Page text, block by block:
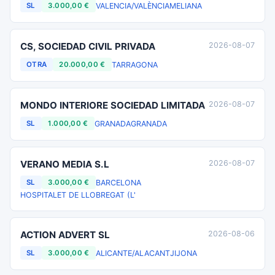
SL 3.000,00 € VALENCIA/VALÈNCIAMELIANA
CS, SOCIEDAD CIVIL PRIVADA
OTRA 20.000,00 € TARRAGONA
2026-08-07
MONDO INTERIORE SOCIEDAD LIMITADA
SL 1.000,00 € GRANADAGRANADA
2026-08-07
VERANO MEDIA S.L
SL 3.000,00 €
BARCELONA
HOSPITALET DE LLOBREGAT (L'
2026-08-07
ACTION ADVERT SL
SL 3.000,00 € ALICANTE/ALACANTJIJONA
2026-08-06